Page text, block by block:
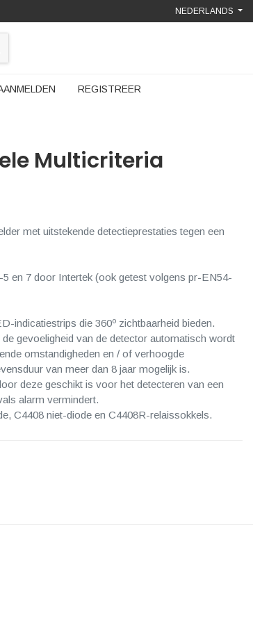
NEDERLANDS
REGISTREER
Multicriteria
met uitstekende detectieprestaties tegen een
en 7 door Intertek (ook getest volgens pr-EN54-
indicatiestrips die 360º zichtbaarheid bieden.
gevoeligheid van de detector automatisch wordt
omstandigheden en / of verhoogde
van meer dan 8 jaar mogelijk is.
deze geschikt is voor het detecteren van een
alarm vermindert.
C4408 niet-diode en C4408R-relaissokkels.